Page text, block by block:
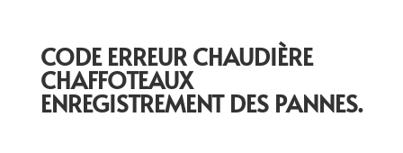
CODE ERREUR CHAUDIÈRE
CHAFFOTEAUX
ENREGISTREMENT DES PANNES.